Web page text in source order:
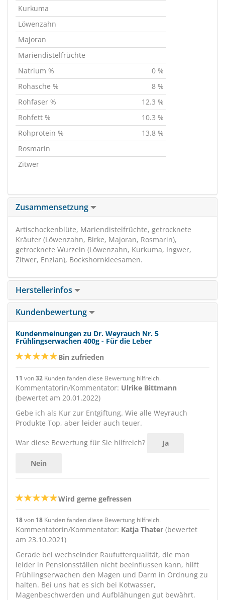
Kurkuma
Löwenzahn
Majoran
Mariendistelfrüchte
Natrium %
0 %
Rohasche %
8 %
Rohfaser %
12.3 %
Rohfett %
10.3 %
Rohprotein %
13.8 %
Rosmarin
Zitwer
Zusammensetzung
Artischockenblüte, Mariendistelfrüchte, getrocknete
Kräuter (Löwenzahn, Birke, Majoran, Rosmarin),
getrocknete Wurzeln (Löwenzahn, Kurkuma, Ingwer,
Zitwer, Enzian), Bockshornkleesamen.
Herstellerinfos
Kundenbewertung
Kundenmeinungen zu Dr. Weyrauch Nr. 5
Frühlingserwachen 400g - Für die Leber
Bin zufrieden
11 von32 Kunden fanden diese Bewertung hilfreich.
Kommentatorin/Kommentator: Ulrike Bittmann
(bewertet am 20.01.2022)
Gebe ich als Kur zur Entgiftung. Wie alle Weyrauch
Produkte Top, aber leider auch teuer.
War diese Bewertung für Sie hilfreich? Ja
Nein
Wird gerne gefressen
18von 18 Kunden fanden diese Bewertung hilfreich.
Kommentatorin/Kommentator: Katja Thater (bewertet
am 23.10.2021)
Gerade bei wechselnder Raufutterqualität, die man
leider in Pensionsställen nicht beeinflussen kann, hilft
Frühlingserwachen den Magen und Darm in Ordnung zu
halten. Bei uns hat es sich bei Kotwasser,
Magenbeschwerden und Aufblähungen gut bewährt.